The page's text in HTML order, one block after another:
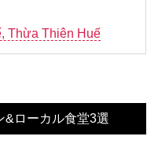
Thừa Thiên Huế
&ローカル食堂3選